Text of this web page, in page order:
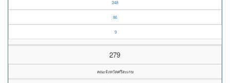
248
86
9
279
คณะจังหวัดศรีสะเกษ